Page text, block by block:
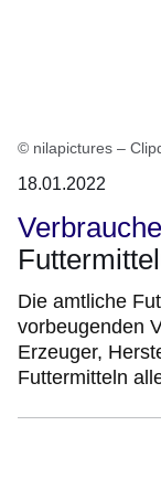
© nilapictures –
18.01.2022
Die amtliche
vorbeugenden
Erzeuger,
Futtermitteln